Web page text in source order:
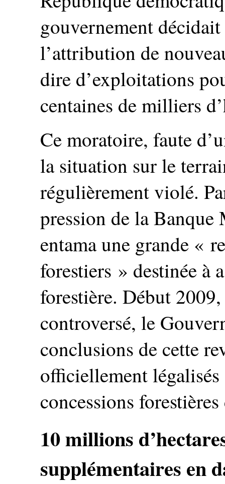
gouvernement
l’attribution de
dire d’exploitations
centaines de milliers
Ce moratoire, faute
la situation sur le
régulièrement violé.
pression de la
entama une grande «
forestiers » destinée à
forestière. Début
controversé, le
conclusions de cette
officiellement
concessions
10 millions
supplémentaires en